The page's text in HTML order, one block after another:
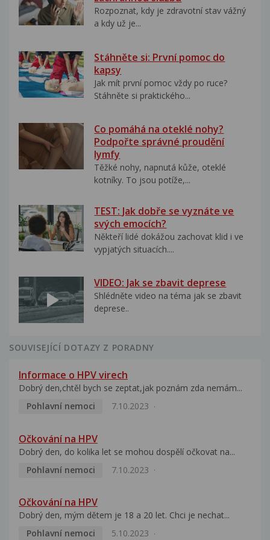
Rozpoznat, kdy je zdravotní stav vážný
a kdy už je...
Stáhněte si: První pomoc do
kapsy
Jak mít první pomoc vždy po ruce?
Stáhněte si praktického...
Co pomáhá na oteklé nohy?
Podpořte správné proudění
lymfy
Těžké nohy, napnutá kůže, oteklé
kotníky. To jsou potíže,...
TEST: Jak dobře se vyznáte ve
svých emocích?
Někteří lidé dokážou zachovat klid i ve
vypjatých situacích....
VIDEO: Jak se zbavit deprese
Shlédněte video na téma jak se zbavit
deprese..
SOUVISEJÍCÍ DOTAZY Z PORADNY
Informace o HPV virech
Dobrý den,chtěl bych se zeptat,jak poznám zda nemám...
Pohlavní nemoci
7.10.2023
Očkování na HPV
Dobrý den, do kolika let se mohou dospělí očkovat na...
Pohlavní nemoci
7.10.2023
Očkování na HPV
Dobrý den, mým dětem je 18 a 20 let. Chci je nechat...
Pohlavní nemoci
5.10.2023